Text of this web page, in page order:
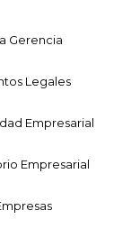
Gerencia
Legales
Empresarial
Empresarial